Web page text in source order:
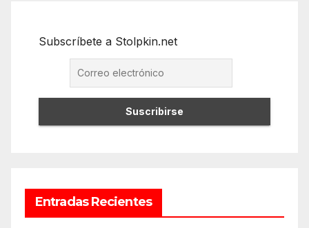
Subscríbete a Stolpkin.net
Entradas Recientes